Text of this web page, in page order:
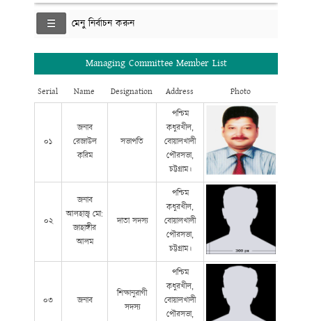
মেনু নির্বাচন করুন
Managing Committee Member List
Serial Name Designation Address Photo
০১
জনাব
রেজাউল
করিম
সভাপতি
পশ্চিম
কধুরখীল,
বোয়ালখালী
পৌরসভা,
চট্টগ্রাম।
০২
জনাব
আলহাজ্ব মো:
জাহাঙ্গীর
আলম
দাতা সদস্য
পশ্চিম
কধুরখীল,
বোয়ালখালী
পৌরসভা,
চট্টগ্রাম।
০৩ জনাব
শিক্ষানুরাগী
সদস্য
পশ্চিম
কধুরখীল,
বোয়ালখালী
পৌরসভা,